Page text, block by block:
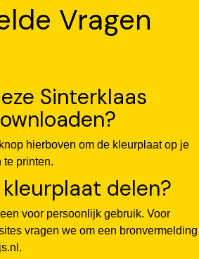
Vragen
Sinterklaas
hierboven om de kleurplaat op je
te printen.
delen?
voor persoonlijk gebruik. Voor
vragen we om een bronvermelding